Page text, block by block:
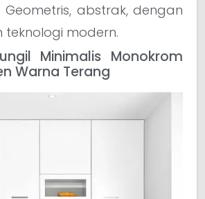
Geometris, abstrak, dengan
teknologi modern.
Minimalis Monokrom
Warna Terang